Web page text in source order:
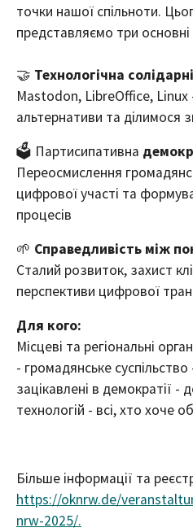
точки нашої спільноти.
представляємо три
🤝 Технологічна
Mastodon, LibreOffice,
альтернативи та ділимося
🗳️ Партисипативна
Переосмислення
цифрової участі та
процесів
🌱 Справедливість між
Сталий розвиток, захист
перспективи цифрової
Для кого:
Місцеві та регіональні
- громадянське
зацікавлені в демократії
технологій - всі, хто хоче
Більше інформації та
https://oknrw.de/
nrw-2025/.